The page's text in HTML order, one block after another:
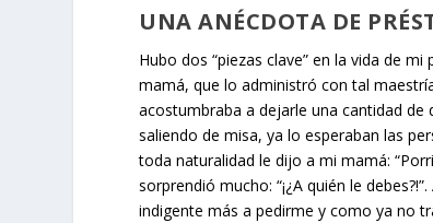
UNA ANÉCDOTA DE
Hubo dos “piezas clave” en la vida de
mamá, que lo administró con tal
acostumbraba a dejarle una cantidad
saliendo de misa, ya lo esperaban las
toda naturalidad le dijo a mi mamá:
sorprendió mucho: “¡¿A quién le
indigente más a pedirme y como ya no